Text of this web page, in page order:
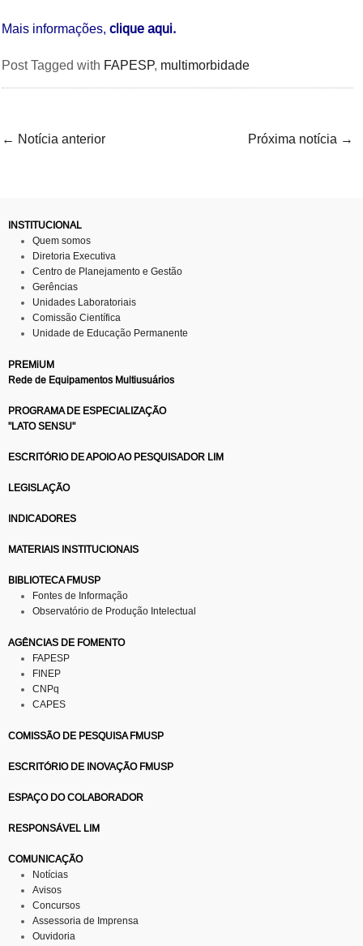
Mais informações, clique aqui.
Post Tagged with FAPESP, multimorbidade
← Notícia anterior Próxima notícia →
INSTITUCIONAL
Quem somos
Diretoria Executiva
Centro de Planejamento e Gestão
Gerências
Unidades Laboratoriais
Comissão Científica
Unidade de Educação Permanente
PREMiUM
Rede de Equipamentos Multiusuários
PROGRAMA DE ESPECIALIZAÇÃO
"LATO SENSU"
ESCRITÓRIO DE APOIO AO PESQUISADOR LIM
LEGISLAÇÃO
INDICADORES
MATERIAIS INSTITUCIONAIS
BIBLIOTECA FMUSP
Fontes de Informação
Observatório de Produção Intelectual
AGÊNCIAS DE FOMENTO
FAPESP
FINEP
CNPq
CAPES
COMISSÃO DE PESQUISA FMUSP
ESCRITÓRIO DE INOVAÇÃO FMUSP
ESPAÇO DO COLABORADOR
RESPONSÁVEL LIM
COMUNICAÇÃO
Notícias
Avisos
Concursos
Assessoria de Imprensa
Ouvidoria